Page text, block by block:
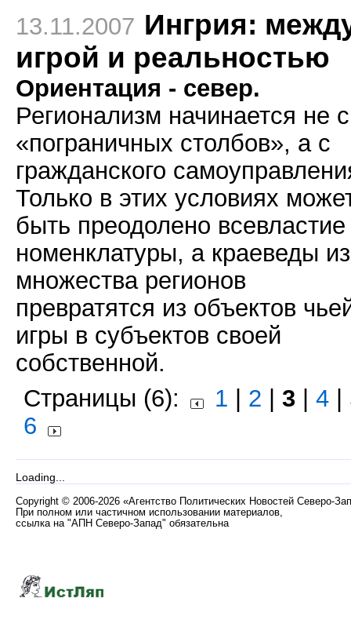
13.11.2007 Ингрия:
игрой и реальностью
Ориентация - север.
Регионализм начинается не с
«пограничных столбов», а с
гражданского
Только в этих условиях
быть преодолено всевластие
номенклатуры, а краеведы из
множества регионов
превратятся из объектов
игры в субъектов своей
собственной.
Страницы (6):
1 2 3 4
6
Loading...
Copyright © 2006-2026 «Агентство Политических Новостей Северо-
При полном или частичном использовании материалов,
ссылка на "АПН Северо-Запад" обязательна